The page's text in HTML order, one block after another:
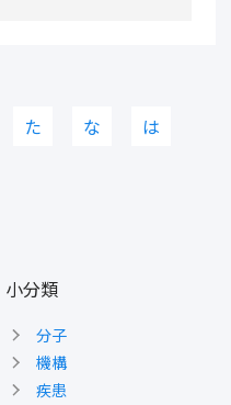
た な は
小分類
分子
機構
疾患